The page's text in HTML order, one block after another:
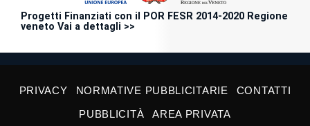
Progetti Finanziati con il POR FESR 2014-2020 Regione
veneto Vai a dettagli >>
PRIVACY NORMATIVE PUBBLICITARIE
CONTATTI
PUBBLICITÀ
AREA PRIVATA